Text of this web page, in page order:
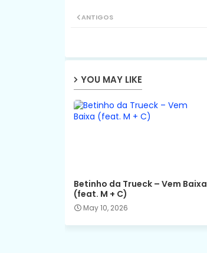
ANTIGOS
YOU MAY LIKE
Betinho da Trueck – Vem Baixa
(feat. M + C)
May 10, 2026